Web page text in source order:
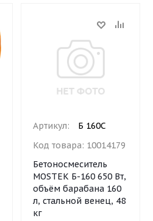
Артикул:
Б 160С
Код товара: 10014179
Бетоносмеситель
MOSTEK Б-160 650 Вт,
объём барабана 160
л, стальной венец, 48
кг